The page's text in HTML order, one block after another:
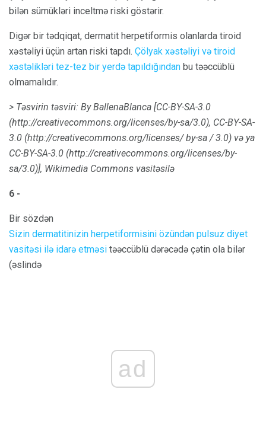
bilən sümükləri inceltmə riski göstərir.
Digər bir tədqiqat, dermatit herpetiformis olanlarda tiroid
xəstəliyi üçün artan riski tapdı. Çölyak xəstəliyi və tiroid
xəstəlikləri tez-tez bir yerdə tapıldığından bu təəccüblü
olmamalıdır.
> Təsvirin təsviri: By BallenaBlanca [CC-BY-SA-3.0
(http://creativecommons.org/licenses/by-sa/3.0), CC-BY-SA-
3.0 (http://creativecommons.org/licenses/ by-sa / 3.0) və ya
CC-BY-SA-3.0 (http://creativecommons.org/licenses/by-
sa/3.0)], Wikimedia Commons vasitəsilə
6 -
Bir sözdən
Sizin dermatitinizin herpetiformisini özündən pulsuz diyet
vasitəsi ilə idarə etməsi təəccüblü dərəcədə çətin ola bilər
(əslində
ad